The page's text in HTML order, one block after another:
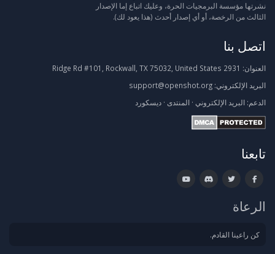
نشرتها مؤسسة البرمجيات الحرة، وعليك اتباع إما الإصدار
الثالث من الرخصة، أو أي إصدار أحدث (هذا يعود لك).
اتصل بنا
العنوان:
البريد الإلكتروني: support@openshot.org
الدعم: البريد الإلكتروني · المنتدى · ديسكورد
تابعنا
الرعاة
كن راعينا القادم.